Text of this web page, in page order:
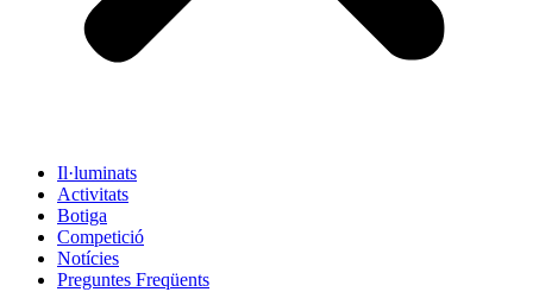
Il·luminats
Activitats
Botiga
Competició
Notícies
Preguntes Freqüents